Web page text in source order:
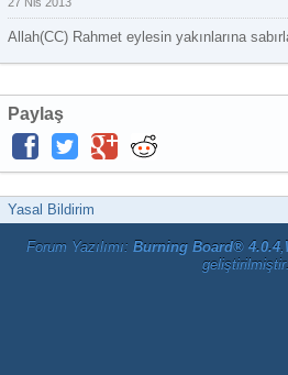
Allah(CC) Rahmet eylesin yakınlarına
Paylaş
Yasal Bildirim
Forum Yazılımı: Burning Board® 4.0.4,
geliştirilmiştir.